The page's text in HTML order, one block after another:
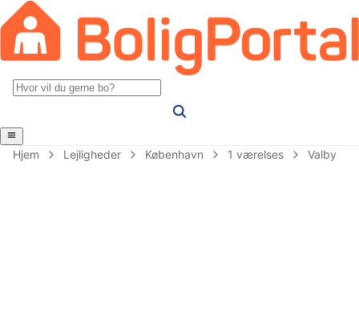
Hjem Lejligheder København 1 værelses Valby